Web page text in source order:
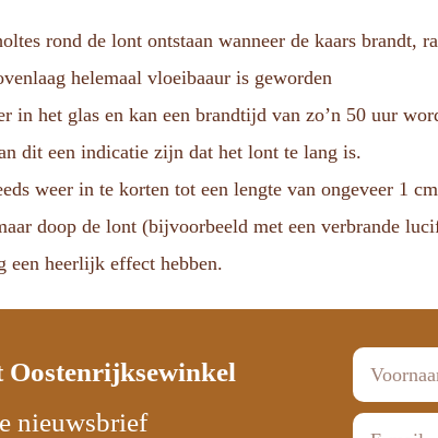
rond de lont ontstaan ​​wanneer de kaars brandt,
helemaal vloeibaaur is geworden
in het glas en kan een brandtijd van zo’n 50 uur
dit een indicatie zijn dat het lont te lang is.
weer in te korten tot een lengte van ongeveer 1
doop de lont (bijvoorbeeld met een verbrande
een heerlijk effect hebben.
Oostenrijksewinkel
nieuwsbrief